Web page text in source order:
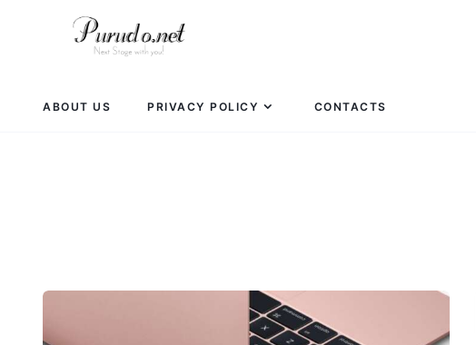
ABOUT US PRIVACY POLICY CONTACTS